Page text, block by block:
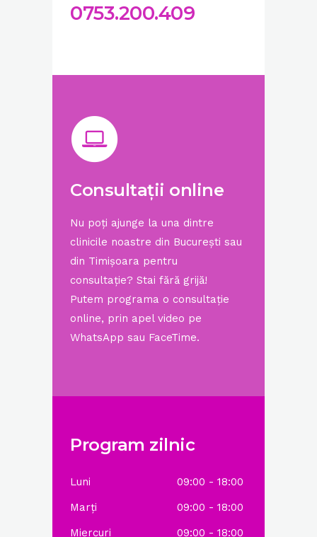
0753.200.409
Consultații online
Nu poți ajunge la una dintre
clinicile noastre din București sau
din Timișoara pentru
consultație? Stai fără grijă!
Putem programa o consultație
online, prin apel video pe
WhatsApp sau FaceTime.
Program zilnic
Luni
09:00 - 18:00
Marți
09:00 - 18:00
Miercuri
09:00 - 18:00